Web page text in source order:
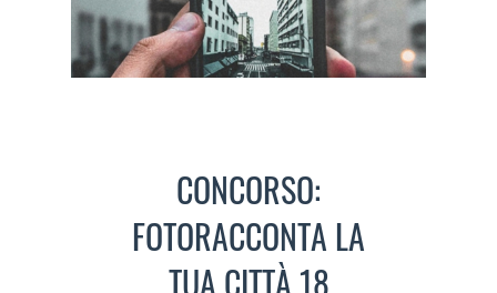
CONCORSO:
FOTORACCONTA LA
TUA CITTÀ 18